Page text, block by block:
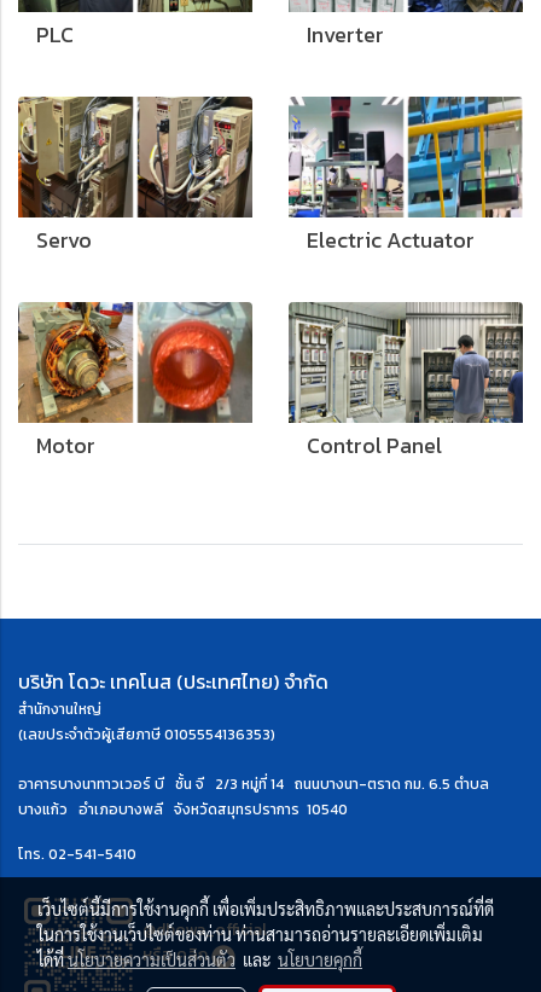
PLC Inverter
Servo Electric Actuator
Motor Control Panel
บริษัท โดวะ เทคโนส (ประเทศไทย) จำกัด
สำนักงานใหญ่
(เลขประจำตัวผู้เสียภาษี 0105554136353)
อาคารบางนาทาวเวอร์ บี ชั้น จี 2/3 หมู่ที่ 14 ถนนบางนา-ตราด กม. 6.5 ตำบล
บางแก้ว อำเภอบางพลี จังหวัดสมุทรปราการ 10540
โทร. 02-541-5410
@dhowa_official
หรือคลิก
เว็บไซต์นี้มีการใช้งานคุกกี้ เพื่อเพิ่มประสิทธิภาพและประสบการณ์ที่ดี
ในการใช้งานเว็บไซต์ของท่าน ท่านสามารถอ่านรายละเอียดเพิ่มเติม
ได้ที่นโยบายความเป็นส่วนตัว และ นโยบายคุกกี้